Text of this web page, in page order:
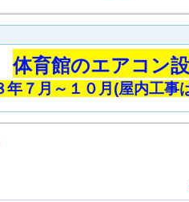
体育館のエアコン
年７月～１０月(屋内工事